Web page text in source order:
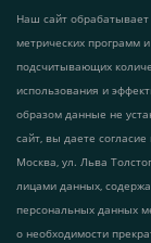
Наш сайт
метрических программ
подсчитывающих
использования и
образом данные не
сайт, вы даете
Москва, ул. Льва
лицами данных,
персональных данных
о необходимости